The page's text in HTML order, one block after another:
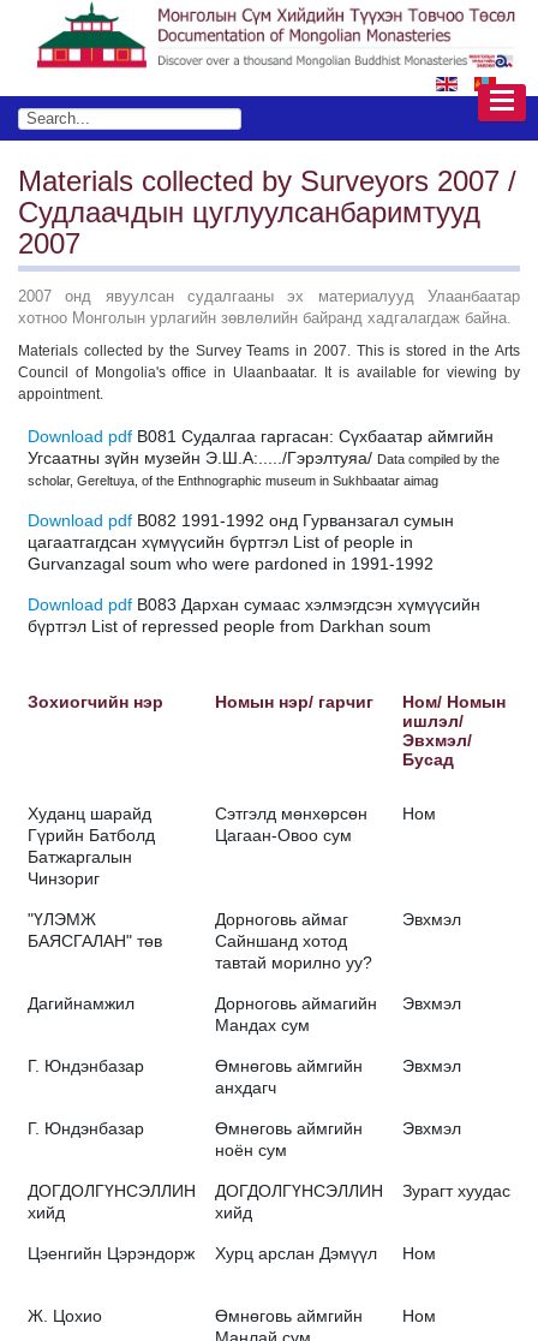
Materials collected by Surveyors 2007 /
Судлаачдын цуглуулсанбаримтууд
2007
2007 онд явуулсан судалгааны эх материалууд Улаанбаатар
хотноо Монголын урлагийн зөвлөлийн байранд хадгалагдаж байна.
Materials collected by the Survey Teams in 2007. This is stored in the Arts
Council of Mongolia's office in Ulaanbaatar. It is available for viewing by
appointment.
Download pdf B081 Судалгаа гаргасан: Сүхбаатар аймгийн
Угсаатны зүйн музейн Э.Ш.А:...../Гэрэлтуяа/ Data compiled by the
scholar, Gereltuya, of the Enthnographic museum in Sukhbaatar aimag
Download pdf B082 1991-1992 онд Гурванзагал сумын
цагаатгагдсан хүмүүсийн бүртгэл List of people in
Gurvanzagal soum who were pardoned in 1991-1992
Download pdf B083 Дархан сумаас хэлмэгдсэн хүмүүсийн
бүртгэл List of repressed people from Darkhan soum
Зохиогчийн нэр Номын нэр/ гарчиг
Ном/ Номын
ишлэл/
Эвхмэл/
Бусад
Худанц шарайд
Гүрийн Батболд
Батжаргалын
Чинзориг
Сэтгэлд мөнхөрсөн
Цагаан-Овоо сум
Ном
"ҮЛЭМЖ
БАЯСГАЛАН" төв
Дорноговь аймаг
Сайншанд хотод
тавтай морилно уу?
Эвхмэл
Дагийнамжил
Дорноговь аймагийн
Мандах сум
Эвхмэл
Г. Юндэнбазар
Өмнөговь аймгийн
анхдагч
Эвхмэл
Г. Юндэнбазар
Өмнөговь аймгийн
ноён сум
Эвхмэл
ДОГДОЛГҮНСЭЛЛИН
хийд
ДОГДОЛГҮНСЭЛЛИН
хийд
Зурагт хуудас
Цэенгийн Цэрэндорж Хурц арслан Дэмүүл Ном
Ж. Цохио
Өмнөговь аймгийн
Манлай сум
Ном